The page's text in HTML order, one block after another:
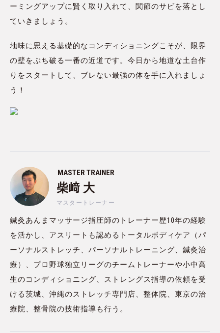
ーミングアップに賢く取り入れて、関節のサビを落とし
ていきましょう。
地味に思える基礎的なコンディショニングこそが、限界
の壁をぶち破る一番の近道です。今日から地道な土台作
りをスタートして、ブレない最強の体を手に入れましょ
う！
MASTER TRAINER
柴﨑 大
マスタートレーナー
鍼灸あんまマッサージ指圧師のトレーナー歴10年の経験
を活かし、アスリートも認めるトータルボディケア（パ
ーソナルストレッチ、パーソナルトレーニング、鍼灸治
療）、プロ野球独立リーグのチームトレーナーや小中高
生のコンディショニング、ストレングス指導の依頼を受
ける茨城、沖縄のストレッチ専門店、整体院、東京の治
療院、整骨院の技術指導も行う。